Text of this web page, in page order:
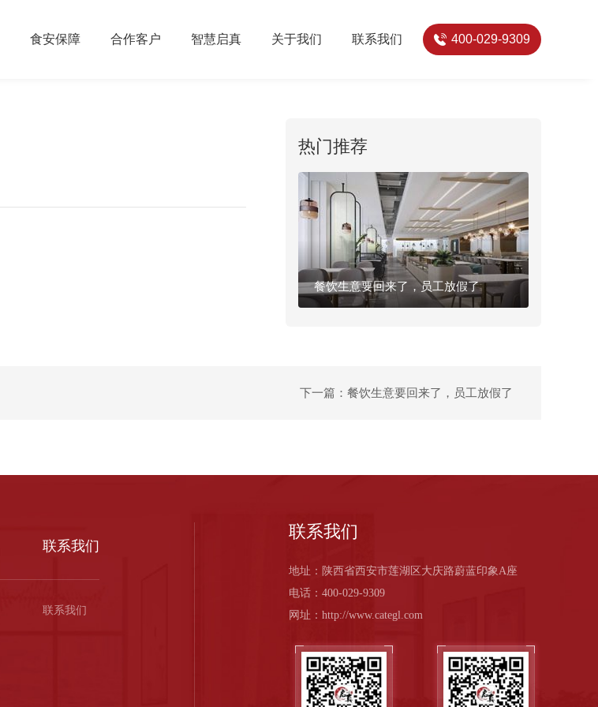
食安保障 合作客户 智慧启真 关于我们 联系我们 400-029-9309
热门推荐
餐饮生意要回来了，员工放假了
下一篇：餐饮生意要回来了，员工放假了
联系我们
联系我们
联系我们
地址：陕西省西安市莲湖区大庆路蔚蓝印象A座
电话：400-029-9309
网址：http://www.categl.com